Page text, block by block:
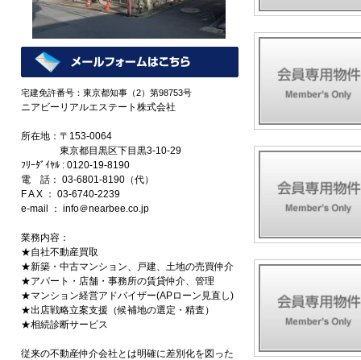
宅建免許番号：東京都知事（2）第98753号
ニアビーリアルエステート株式会社
所在地：〒153-0064
東京都目黒区下目黒3-10-29
ﾌﾘｰﾀﾞｲﾔﾙ : 0120-19-8190
電 話： 03-6801-8190（代）
F A X ： 03-6740-2239
e-mail ： info＠nearbee.co.jp
業務内容：
★自社不動産買取
★新築・中古マンション、戸建、土地の売買仲介
★アパート・店舗・事務所の賃貸仲介、管理
★マンション経営アドバイザー(APローン見直し)
★出店戦略立案支援（候補地の選定・精査）
★相続診断サービス
従来の不動産仲介会社とは明確に差別化を図った